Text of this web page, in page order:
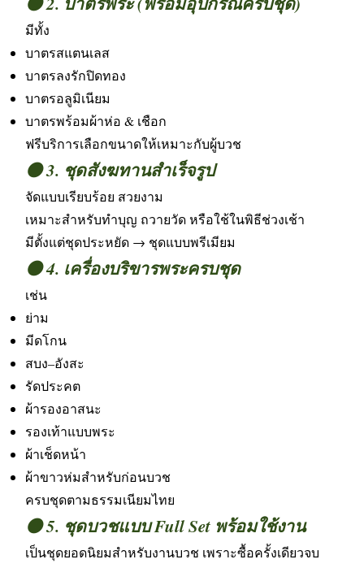
มีทั้ง
บาตรสแตนเลส
บาตรลงรักปิดทอง
บาตรอลูมิเนียม
บาตรพร้อมผ้าห่อ & เชือก
ฟรีบริการเลือกขนาดให้เหมาะกับผู้บวช
🟤 3. ชุดสังฆทานสำเร็จรูป
จัดแบบเรียบร้อย สวยงาม
เหมาะสำหรับทำบุญ ถวายวัด หรือใช้ในพิธีช่วงเช้า
มีตั้งแต่ชุดประหยัด → ชุดแบบพรีเมียม
🟤 4. เครื่องบริขารพระครบชุด
เช่น
ย่าม
มีดโกน
สบง–อังสะ
รัดประคต
ผ้ารองอาสนะ
รองเท้าแบบพระ
ผ้าเช็ดหน้า
ผ้าขาวห่มสำหรับก่อนบวช
ครบชุดตามธรรมเนียมไทย
🟤 5. ชุดบวชแบบ Full Set พร้อมใช้งาน
เป็นชุดยอดนิยมสำหรับงานบวช เพราะซื้อครั้งเดียวจบ